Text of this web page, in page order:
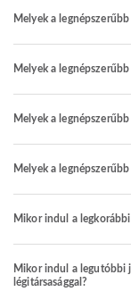
Melyek a
Melyek a
Melyek a
Melyek a
Mikor indul a
Mikor indul a legutóbbi
légitársasággal?